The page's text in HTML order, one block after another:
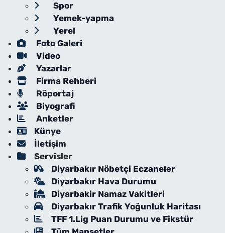
Spor
Yemek-yapma
Yerel
Foto Galeri
Video
Yazarlar
Firma Rehberi
Röportaj
Biyografi
Anketler
Künye
İletişim
Servisler
Diyarbakır Nöbetçi Eczaneler
Diyarbakır Hava Durumu
Diyarbakir Namaz Vakitleri
Diyarbakır Trafik Yoğunluk Haritası
TFF 1.Lig Puan Durumu ve Fikstür